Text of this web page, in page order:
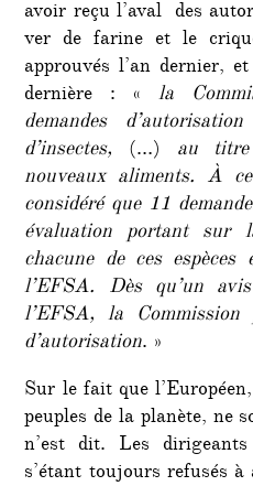
avoir reçu l’aval des
ver de farine et le
approuvés l’an dernier,
dernière : «la
demandes
d’insectes, (…) au
nouveaux aliments. À
considéré que 11
évaluation portant sur
chacune de ces
l’EFSA. Dès qu’un
l’EFSA, la
d’autorisation. »
Sur le fait que
peuples de la planète, ne
n’est dit. Les
s’étant toujours refusés